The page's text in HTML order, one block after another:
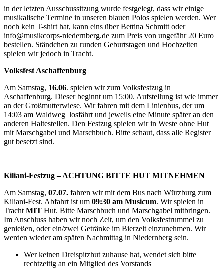
in der letzten Ausschussitzung wurde festgelegt, dass wir einige
musikalische Termine in unseren blauen Polos spielen werden. Wer
noch kein T-shirt hat, kann eins über Bettina Schmitt oder
info@musikcorps-niedernberg.de zum Preis von ungefähr 20 Euro
bestellen. Ständchen zu runden Geburtstagen und Hochzeiten
spielen wir jedoch in Tracht.
Volksfest Aschaffenburg
Am Samstag, 16.06. spielen wir zum Volksfestzug in
Aschaffenburg. Dieser beginnt um 15:00. Aufstellung ist wie immer
an der Großmutterwiese. Wir fahren mit dem Linienbus, der um
14:03 am Waldweg losfährt und jeweils eine Minute später an den
anderen Haltestellen. Den Festzug spielen wir in Weste ohne Hut
mit Marschgabel und Marschbuch. Bitte schaut, dass alle Register
gut besetzt sind.
Kiliani-Festzug – ACHTUNG BITTE HUT MITNEHMEN
Am Samstag, 07.07. fahren wir mit dem Bus nach Würzburg zum
Kiliani-Fest. Abfahrt ist um 09:30 am Musicum. Wir spielen in
Tracht MIT Hut. Bitte Marschbuch und Marschgabel mitbringen.
Im Anschluss haben wir noch Zeit, um den Volksfestrummel zu
genießen, oder ein/zwei Getränke im Bierzelt einzunehmen. Wir
werden wieder am späten Nachmittag in Niedernberg sein.
Wer keinen Dreispitzhut zuhause hat, wendet sich bitte
rechtzeitig an ein Mitglied des Vorstands